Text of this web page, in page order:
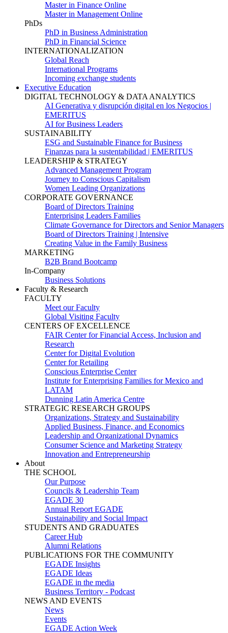
Master in Finance Online
Master in Management Online
PhDs
PhD in Business Administration
PhD in Financial Science
INTERNATIONALIZATION
Global Reach
International Programs
Incoming exchange students
Executive Education
DIGITAL TECHNOLOGY & DATA ANALYTICS
AI Generativa y disrupción digital en los Negocios |
EMERITUS
AI for Business Leaders
SUSTAINABILITY
ESG and Sustainable Finance for Business
Finanzas para la sustentabilidad | EMERITUS
LEADERSHIP & STRATEGY
Advanced Management Program
Journey to Conscious Capitalism
Women Leading Organizations
CORPORATE GOVERNANCE
Board of Directors Training
Enterprising Leaders Families
Climate Governance for Directors and Senior Managers
Board of Directors Training | Intensive
Creating Value in the Family Business
MARKETING
B2B Brand Bootcamp
In-Company
Business Solutions
Faculty & Research
FACULTY
Meet our Faculty
Global Visiting Faculty
CENTERS OF EXCELLENCE
FAIR Center for Financial Access, Inclusion and
Research
Center for Digital Evolution
Center for Retailing
Conscious Enterprise Center
Institute for Enterprising Families for Mexico and
LATAM
Dunning Latin America Centre
STRATEGIC RESEARCH GROUPS
Organizations, Strategy and Sustainability
Applied Business, Finance, and Economics
Leadership and Organizational Dynamics
Consumer Science and Marketing Strategy
Innovation and Entrepreneurship
About
THE SCHOOL
Our Purpose
Councils & Leadership Team
EGADE 30
Annual Report EGADE
Sustainability and Social Impact
STUDENTS AND GRADUATES
Career Hub
Alumni Relations
PUBLICATIONS FOR THE COMMUNITY
EGADE Insights
EGADE Ideas
EGADE in the media
Business Territory - Podcast
NEWS AND EVENTS
News
Events
EGADE Action Week